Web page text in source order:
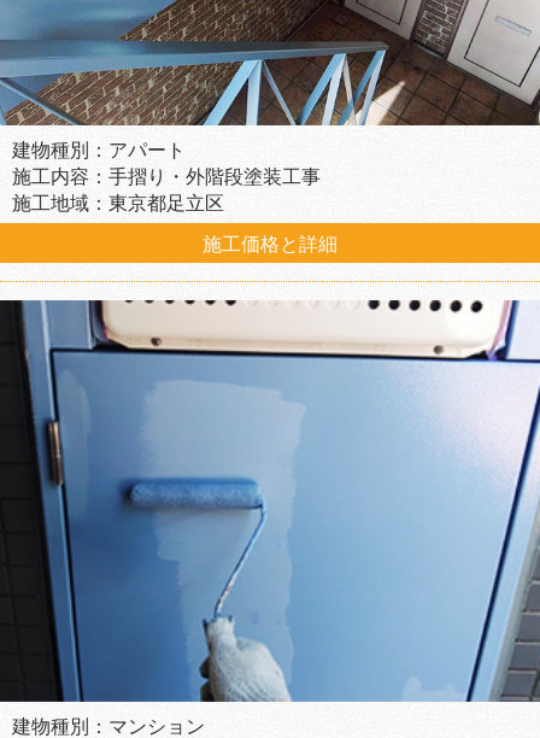
建物種別：アパート
施工内容：手摺り・外階段塗装工事
施工地域：東京都足立区
施工価格と詳細
建物種別：マンション